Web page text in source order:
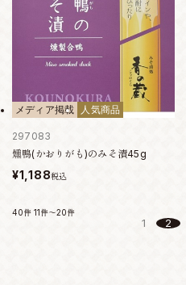
メディア掲載 人気商品
297083
燻鴨(かおりがも)のみそ漬45g
¥1,188税込
40件 11件～20件
1 2